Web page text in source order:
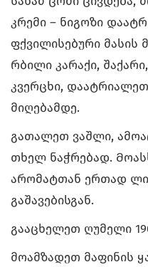
კრემი – ნიგოზი
ფქვილისებური მასის
რბილი კარაქი,
კვერცხი,
მიღებამდე.
გათალეთ ვაშლი,
თხელ ნაჭრებად.
არომატთან ერთად
გაშავებისგან.
გააცხელეთ ღუმელი
მოამზადეთ მაფინის